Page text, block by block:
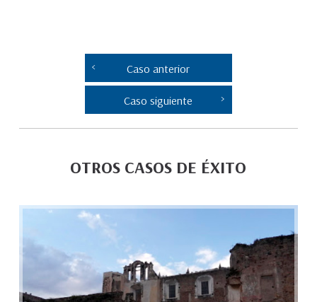
Caso anterior
Caso siguiente
OTROS CASOS DE ÉXITO